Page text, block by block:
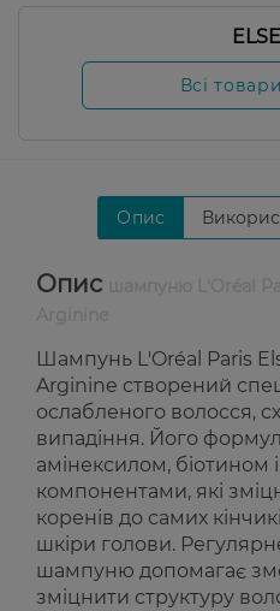
Всі
Опис
Опис
Шампунь L'Oréal Paris
Arginine створений
ослабленого волосся,
випадіння. Його
амінексилом, біотином
компонентами, які
коренів до самих
шкіри голови.
шампуню допомагає
зміцнити структуру